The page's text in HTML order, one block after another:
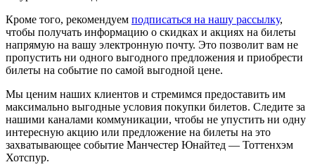
Кроме того, рекомендуем подписаться на нашу рассылку,
чтобы получать информацию о скидках и акциях на билеты
напрямую на вашу электронную почту. Это позволит вам не
пропустить ни одного выгодного предложения и приобрести
билеты на событие по самой выгодной цене.
Мы ценим наших клиентов и стремимся предоставить им
максимально выгодные условия покупки билетов. Следите за
нашими каналами коммуникации, чтобы не упустить ни одну
интересную акцию или предложение на билеты на это
захватывающее событие Манчестер Юнайтед — Тоттенхэм
Хотспур.